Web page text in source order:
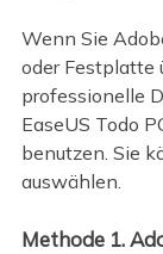
Wenn Sie
oder Festplatte
professionelle
EaseUS Todo
benutzen. Sie
auswählen.
Methode 1.